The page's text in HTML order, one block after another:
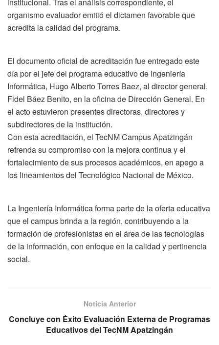
organismo evaluador emitió el dictamen favorable que
acredita la calidad del programa.
El documento oficial de acreditación fue entregado este
día por el jefe del programa educativo de Ingeniería
Informática, Hugo Alberto Torres Baez, al director general,
Fidel Báez Benito, en la oficina de Dirección General. En
el acto estuvieron presentes directoras, directores y
subdirectores de la institución.
Con esta acreditación, el TecNM Campus Apatzingán
refrenda su compromiso con la mejora continua y el
fortalecimiento de sus procesos académicos, en apego a
los lineamientos del Tecnológico Nacional de México.
La Ingeniería Informática forma parte de la oferta educativa
que el campus brinda a la región, contribuyendo a la
formación de profesionistas en el área de las tecnologías
de la información, con enfoque en la calidad y pertinencia
social.
Noticia Anterior
Concluye con Éxito Evaluación Externa de Programas
Educativos del TecNM Apatzingán